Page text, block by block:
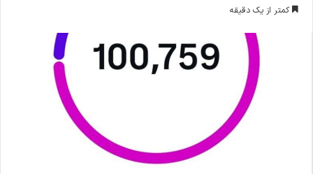
ا
ی
ل
کمتر از یک دقیقه